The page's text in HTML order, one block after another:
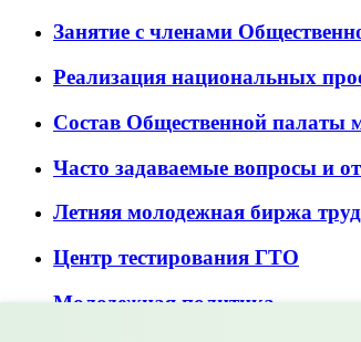
Занятие с членами
Реализация национальных
Состав Общественной палаты
Часто задаваемые вопросы и
Летняя молодежная биржа
Центр тестирования ГТО
Молодежная политика